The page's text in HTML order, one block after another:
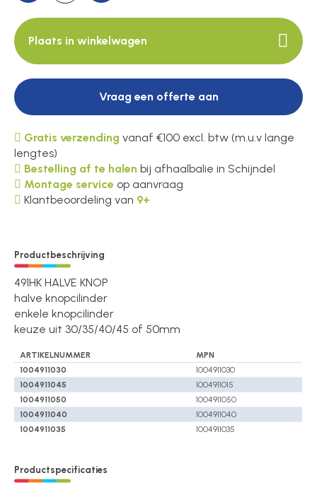
Plaats in winkelwagen
Vraag een offerte aan
Gratis verzending vanaf €100 excl. btw (m.u.v lange
lengtes)
Bestelling af te halen bij afhaalbalie in Schijndel
Montage service op aanvraag
Klantbeoordeling van 9+
Productbeschrijving
491HK HALVE KNOP
halve knopcilinder
enkele knopcilinder
keuze uit 30/35/40/45 of 50mm
ARTIKELNUMMER
MPN
1004911030
1004911030
1004911045
1004911015
1004911050
1004911050
1004911040
1004911040
1004911035
1004911035
Productspecificaties